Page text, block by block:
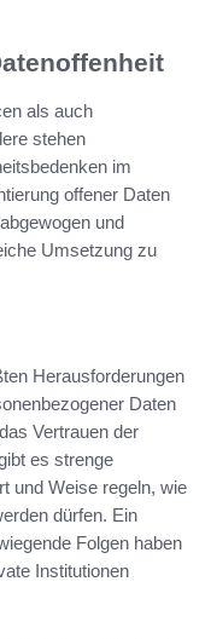
als auch
stehen
im
offener Daten
und
Umsetzung zu
Herausforderungen
Daten
Vertrauen der
es strenge
und Weise regeln, wie
dürfen. Ein
Folgen haben
Institutionen